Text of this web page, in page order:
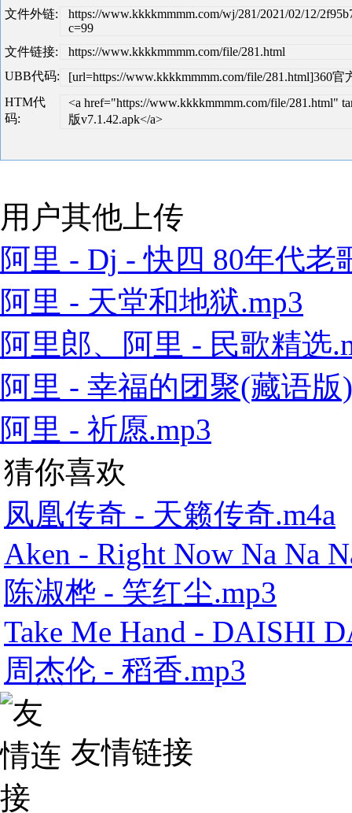
文件外链:
https://www.kkkkmmmm.com/wj/281/2021/02/12/
c=99
文件链接:
https://www.kkkkmmmm.com/file/281.html
UBB代码:
[url=https://www.kkkkmmmm.com/file/281.html]360
HTM代
码:
<a href="https://www.kkkkmmmm.com/file/281.html"
版v7.1.42.apk</a>
用户其他上传
阿里 - Dj - 快四 80年代老
阿里 - 天堂和地狱.mp3
阿里郎、阿里 - 民歌精选
阿里 - 幸福的团聚(藏语版
阿里 - 祈愿.mp3
猜你喜欢
凤凰传奇 - 天籁传奇.m4a
Aken - Right Now Na Na
陈淑桦 - 笑红尘.mp3
Take Me Hand - DAISHI
周杰伦 - 稻香.mp3
友情链接